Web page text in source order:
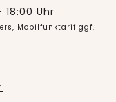
18:00 Uhr
Mobilfunktarif ggf.